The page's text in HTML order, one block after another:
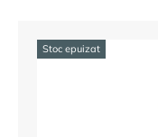
Stoc epuizat